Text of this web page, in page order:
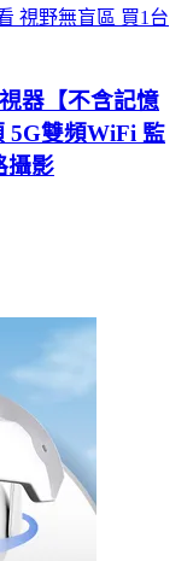
視野無盲區 買1台
器【不含記憶
5G雙頻WiFi 監
攝影